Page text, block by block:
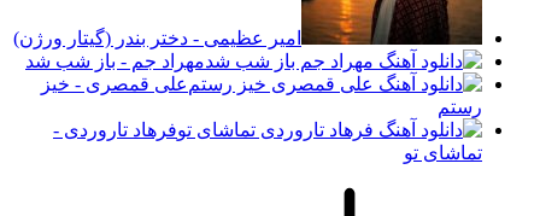
امیر عظیمی - دختر بندر (گیتار ورژن)
مهراد جم - باز شب شد
علی قمصری - خیز
رستم
فرهاد تاروردی -
تماشای تو